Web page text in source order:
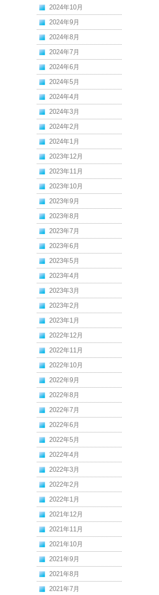
2024年10月
2024年9月
2024年8月
2024年7月
2024年6月
2024年5月
2024年4月
2024年3月
2024年2月
2024年1月
2023年12月
2023年11月
2023年10月
2023年9月
2023年8月
2023年7月
2023年6月
2023年5月
2023年4月
2023年3月
2023年2月
2023年1月
2022年12月
2022年11月
2022年10月
2022年9月
2022年8月
2022年7月
2022年6月
2022年5月
2022年4月
2022年3月
2022年2月
2022年1月
2021年12月
2021年11月
2021年10月
2021年9月
2021年8月
2021年7月